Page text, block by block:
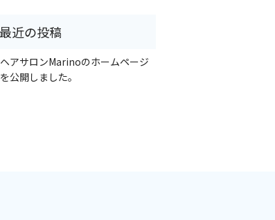
ヘアサロンMarinoのホームページ
を公開しました。